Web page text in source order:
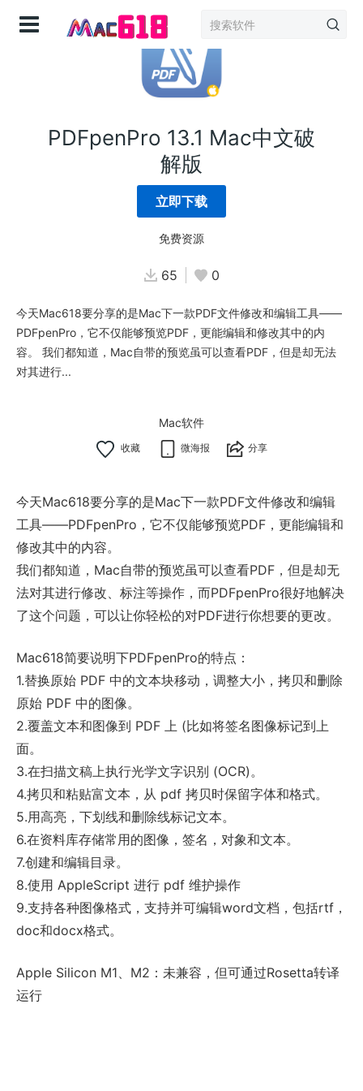
PDFpenPro 13.1 Mac中文破
解版
立即下载
免费资源
65 0
今天Mac618要分享的是Mac下一款PDF文件修改和编辑工具——
PDFpenPro，它不仅能够预览PDF，更能编辑和修改其中的内
容。 我们都知道，Mac自带的预览虽可以查看PDF，但是却无法
对其进行...
Mac软件
微海报 分享
今天Mac618要分享的是Mac下一款PDF文件修改和编辑
工具——PDFpenPro，它不仅能够预览PDF，更能编辑和
修改其中的内容。
我们都知道，Mac自带的预览虽可以查看PDF，但是却无
法对其进行修改、标注等操作，而PDFpenPro很好地解决
了这个问题，可以让你轻松的对PDF进行你想要的更改。
Mac618简要说明下PDFpenPro的特点：
1.替换原始 PDF 中的文本块移动，调整大小，拷贝和删除
原始 PDF 中的图像。
2.覆盖文本和图像到 PDF 上 (比如将签名图像标记到上
面。
3.在扫描文稿上执行光学文字识别 (OCR)。
4.拷贝和粘贴富文本，从 pdf 拷贝时保留字体和格式。
5.用高亮，下划线和删除线标记文本。
6.在资料库存储常用的图像，签名，对象和文本。
7.创建和编辑目录。
8.使用 AppleScript 进行 pdf 维护操作
9.支持各种图像格式，支持并可编辑word文档，包括rtf，
doc和docx格式。
Apple Silicon M1、M2：未兼容，但可通过Rosetta转译
运行